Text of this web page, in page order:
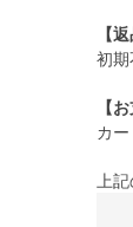
【返
初期
【
カ
上